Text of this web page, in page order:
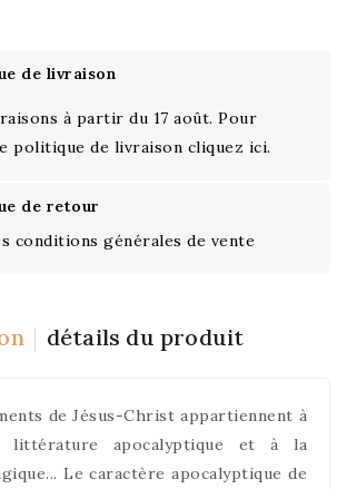
de livraison
à partir du 17 août. Pour
politique de livraison cliquez ici.
de retour
conditions générales de vente
détails du produit
de Jésus-Christ appartiennent à
apocalyptique et à la
Le caractère apocalyptique de